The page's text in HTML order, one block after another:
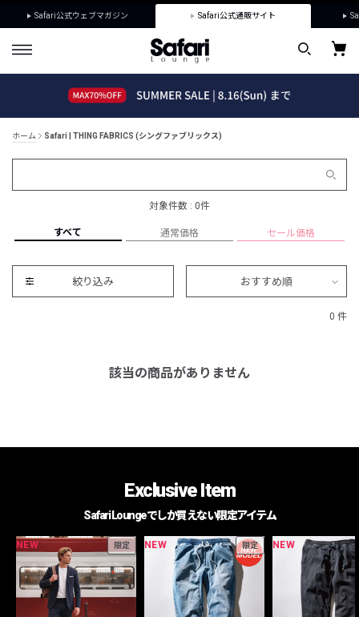
Safari公式ウェブマガジン Safari公式通販サイト
ホーム Safari | THING FABRICS (シングファブリックス)
対象件数 : 0件
すべて 通常価格 セール価格
絞り込み おすすめ順
0 件
該当の商品がありません
Exclusive Item
Safari Loungeでしか買えない限定アイテム
NEW 限定 NEW 限定 NEW